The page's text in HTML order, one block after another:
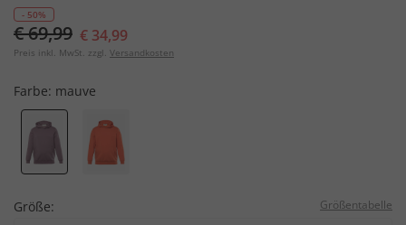
- 50%
€ 69,99 € 34,99
Preis inkl. MwSt. zzgl. Versandkosten
Farbe: mauve
Größe: Größentabelle